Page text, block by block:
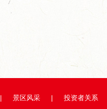
| 景区风采 | 投资者关系